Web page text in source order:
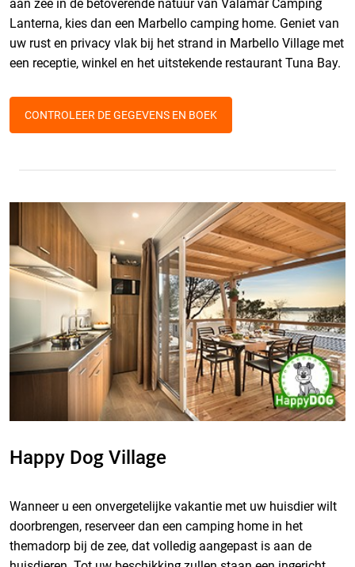
aan zee in de betoverende natuur van Valamar Camping
Lanterna, kies dan een Marbello camping home. Geniet van
uw rust en privacy vlak bij het strand in Marbello Village met
een receptie, winkel en het uitstekende restaurant Tuna Bay.
CONTROLEER DE GEGEVENS EN BOEK
Happy Dog Village
Wanneer u een onvergetelijke vakantie met uw huisdier wilt
doorbrengen, reserveer dan een camping home in het
themadorp bij de zee, dat volledig aangepast is aan de